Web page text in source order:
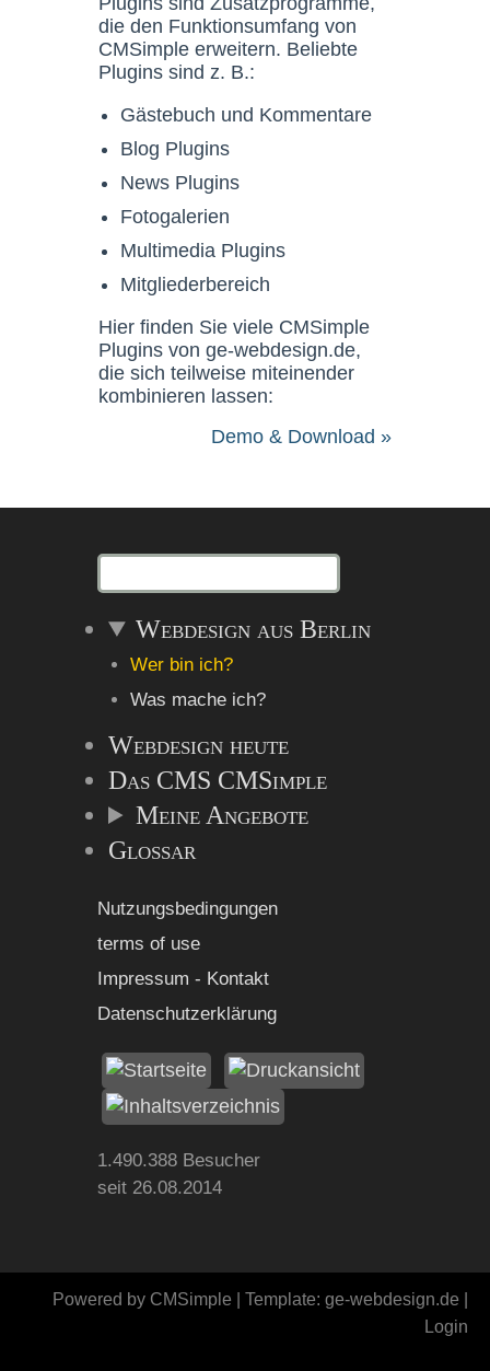
die den Funktionsumfang von
CMSimple erweitern. Beliebte
Plugins sind z. B.:
Gästebuch und Kommentare
Blog Plugins
News Plugins
Fotogalerien
Multimedia Plugins
Mitgliederbereich
Hier finden Sie viele CMSimple
Plugins von ge-webdesign.de,
die sich teilweise miteinender
kombinieren lassen:
Demo & Download »
Webdesign aus Berlin
Wer bin ich?
Was mache ich?
Webdesign heute
Das CMS CMSimple
Meine Angebote
Glossar
Nutzungsbedingungen
terms of use
Impressum - Kontakt
Datenschutzerklärung
1.490.388 Besucher
seit 26.08.2014
Powered by CMSimple | Template: ge-webdesign.de
Login